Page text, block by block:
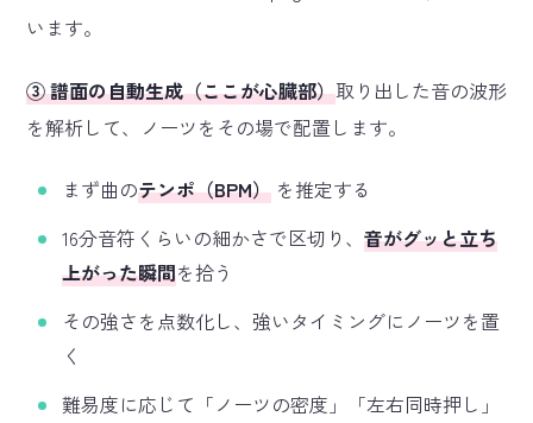
います。
③ 譜面の自動生成（ここが心臓部）取り出した音の波形
を解析して、ノーツをその場で配置します。
まず曲のテンポ（BPM） を推定する
16分音符くらいの細かさで区切り、 音がグッと立ち
上がった瞬間を拾う
その強さを点数化し、強いタイミングにノーツを置
く
難易度に応じて「ノーツの密度」「左右同時押し」